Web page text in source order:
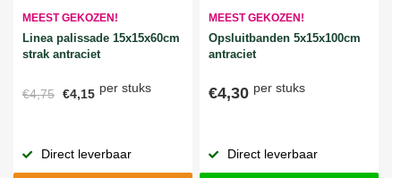
MEEST GEKOZEN!
Linea palissade 15x15x60cm
strak antraciet
€4,75 €4,15 per stuks
Direct leverbaar
MEEST GEKOZEN!
Opsluitbanden 5x15x100cm
antraciet
€4,30 per stuks
Direct leverbaar